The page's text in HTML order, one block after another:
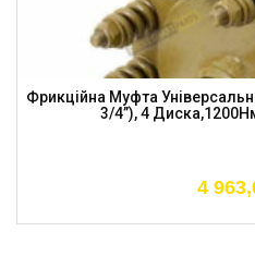
Фрикційна Муфта
3/4”), 4
4